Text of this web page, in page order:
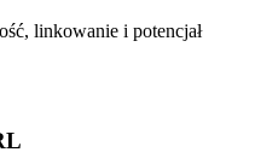
linkowanie i potencjał